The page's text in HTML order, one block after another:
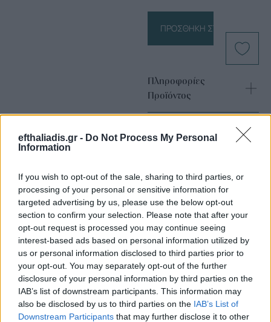
efthaliadis.gr - Do Not Process My Personal
Information
If you wish to opt-out of the sale, sharing to third parties, or
processing of your personal or sensitive information for
targeted advertising by us, please use the below opt-out
section to confirm your selection. Please note that after your
opt-out request is processed you may continue seeing
interest-based ads based on personal information utilized by
us or personal information disclosed to third parties prior to
your opt-out. You may separately opt-out of the further
disclosure of your personal information by third parties on the
IAB’s list of downstream participants. This information may
also be disclosed by us to third parties on the IAB’s List of
Downstream Participants that may further disclose it to other
ΠΡΟΣΘΉΚΗ ΣΤΟ ΚΑΛΆΘΙ
Πληροφορίες
Προϊόντος
Επιλογές Που Ταιριάζουν
Ανακαλύψτε τα κοσμήματα που αγαπήθηκαν περισσότερο!
Εδώ θα βρείτε τις κορυφαίες επιλογές που ξεχωρίζουν για
το μοναδικό τους στυλ και την εξαιρετική τους ποιότητα.
ΧΡΥΣΌΣ 18 ΚΑΡΑΤΊΩΝ -10%